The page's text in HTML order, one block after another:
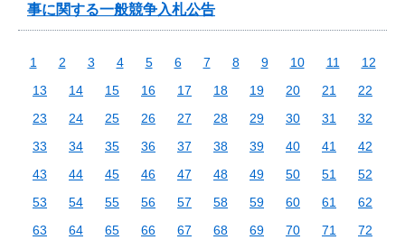
事に関する一般競争入札公告
1 2 3 4 5 6 7 8 9 10 11
12
13
14 15 16 17 18 19 20 21
22
23
24 25 26 27 28 29 30 31
32
33
34 35 36 37 38 39 40 41
42
43
44 45 46 47 48 49 50 51
52
53
54 55 56 57 58 59 60 61
62
63
64 65 66 67 68 69 70 71
72